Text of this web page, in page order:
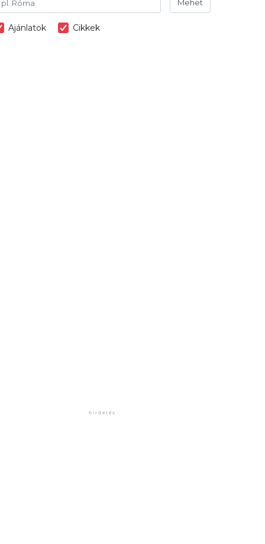
Mehet
Ajánlatok Cikkek